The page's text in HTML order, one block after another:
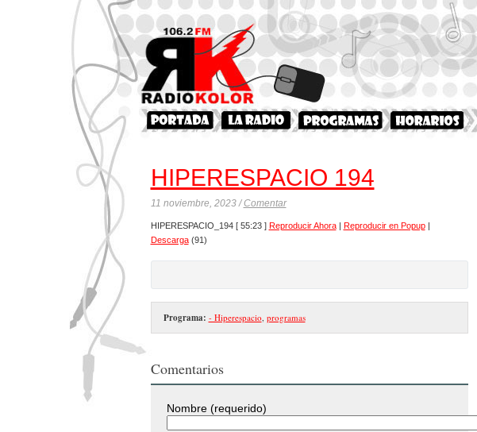
HIPERESPACIO 194
11 noviembre, 2023 /Comentar
HIPERESPACIO_194 [ 55:23 ] Reproducir Ahora| Reproducir en Popup|
Descarga(91)
Programa: - Hiperespacio, programas
Comentarios
Nombre (requerido)